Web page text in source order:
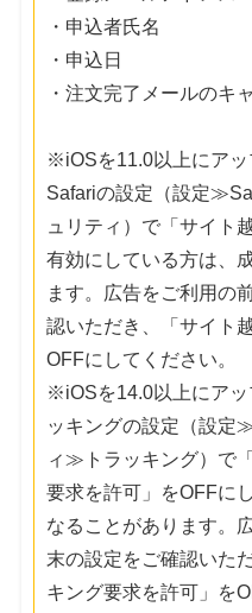
・申込者氏名
・申込日
・注文完了メールのキ
※iOSを11.0以上にアッ
Safariの設定（設定
ュリティ）で「サイト
有効にしている方は、
ます。広告をご利用の
認いただき、「サイト
OFFにしてください。
※iOSを14.0以上にアッ
ッキングの設定（設定
ィ≫トラッキング）で
要求を許可」をOFFに
なることがあります。
末の設定をご確認いた
キング要求を許可」を